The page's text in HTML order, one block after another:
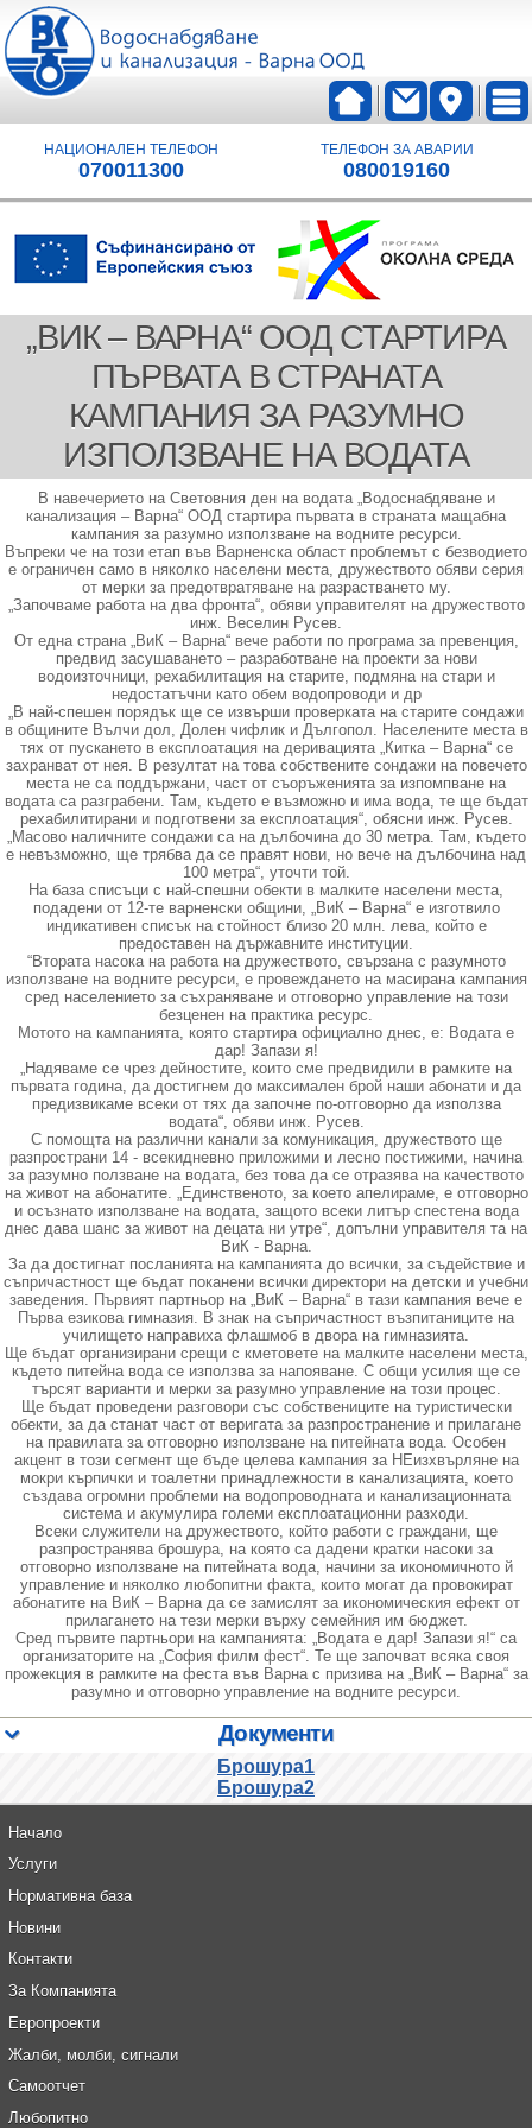
НАЦИОНАЛЕН ТЕЛЕФОН
070011300
ТЕЛЕФОН ЗА АВАРИИ
080019160
„ВИК – ВАРНА“ ООД СТАРТИРА
ПЪРВАТА В СТРАНАТА
КАМПАНИЯ ЗА РАЗУМНО
ИЗПОЛЗВАНЕ НА ВОДАТА
В навечерието на Световния ден на водата „Водоснабдяване и
канализация – Варна“ ООД стартира първата в страната мащабна
кампания за разумно използване на водните ресурси.
Въпреки че на този етап във Варненска област проблемът с безводието
е ограничен само в няколко населени места, дружеството обяви серия
от мерки за предотвратяване на разрастването му.
„Започваме работа на два фронта“, обяви управителят на дружеството
инж. Веселин Русев.
От една страна „ВиК – Варна“ вече работи по програма за превенция,
предвид засушаването – разработване на проекти за нови
водоизточници, рехабилитация на старите, подмяна на стари и
недостатъчни като обем водопроводи и др
„В най-спешен порядък ще се извърши проверката на старите сондажи
в общините Вълчи дол, Долен чифлик и Дългопол. Населените места в
тях от пускането в експлоатация на деривацията „Китка – Варна“ се
захранват от нея. В резултат на това собствените сондажи на повечето
места не са поддържани, част от съоръженията за изпомпване на
водата са разграбени. Там, където е възможно и има вода, те ще бъдат
рехабилитирани и подготвени за експлоатация“, обясни инж. Русев.
„Масово наличните сондажи са на дълбочина до 30 метра. Там, където
е невъзможно, ще трябва да се правят нови, но вече на дълбочина над
100 метра“, уточти той.
На база списъци с най-спешни обекти в малките населени места,
подадени от 12-те варненски общини, „ВиК – Варна“ е изготвило
индикативен списък на стойност близо 20 млн. лева, който е
предоставен на държавните институции.
“Втората насока на работа на дружеството, свързана с разумното
използване на водните ресурси, е провеждането на масирана кампания
сред населението за съхраняване и отговорно управление на този
безценен на практика ресурс.
Мотото на кампанията, която стартира официално днес, е: Водата е
дар! Запази я!
„Надяваме се чрез дейностите, които сме предвидили в рамките на
първата година, да достигнем до максимален брой наши абонати и да
предизвикаме всеки от тях да започне по-отговорно да използва
водата“, обяви инж. Русев.
С помощта на различни канали за комуникация, дружеството ще
разпространи 14 - всекидневно приложими и лесно постижими, начина
за разумно ползване на водата, без това да се отразява на качеството
на живот на абонатите. „Единственото, за което апелираме, е отговорно
и осъзнато използване на водата, защото всеки литър спестена вода
днес дава шанс за живот на децата ни утре“, допълни управителя та на
ВиК - Варна.
За да достигнат посланията на кампанията до всички, за съдействие и
съпричастност ще бъдат поканени всички директори на детски и учебни
заведения. Първият партньор на „ВиК – Варна“ в тази кампания вече е
Първа езикова гимназия. В знак на съпричастност възпитаниците на
училището направиха флашмоб в двора на гимназията.
Ще бъдат организирани срещи с кметовете на малките населени места,
където питейна вода се използва за напояване. С общи усилия ще се
търсят варианти и мерки за разумно управление на този процес.
Ще бъдат проведени разговори със собствениците на туристически
обекти, за да станат част от веригата за разпространение и прилагане
на правилата за отговорно използване на питейната вода. Особен
акцент в този сегмент ще бъде целева кампания за НЕизхвърляне на
мокри кърпички и тоалетни принадлежности в канализацията, което
създава огромни проблеми на водопроводната и канализационната
система и акумулира големи експлоатационни разходи.
Всеки служители на дружеството, който работи с граждани, ще
разпространява брошура, на която са дадени кратки насоки за
отговорно използване на питейната вода, начини за икономичното й
управление и няколко любопитни факта, които могат да провокират
абонатите на ВиК – Варна да се замислят за икономическия ефект от
прилагането на тези мерки върху семейния им бюджет.
Сред първите партньори на кампанията: „Водата е дар! Запази я!“ са
организаторите на „София филм фест“. Те ще започват всяка своя
прожекция в рамките на феста във Варна с призива на „ВиК – Варна“ за
разумно и отговорно управление на водните ресурси.
Документи
Брошура1
Брошура2
Начало
Услуги
Нормативна база
Новини
Контакти
За Компанията
Европроекти
Жалби, молби, сигнали
Самоотчет
Любопитно